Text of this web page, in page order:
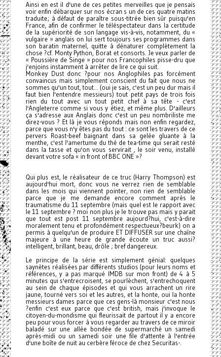
Ainsi en est il d'une de ces petites merveilles que je pensais
voir enfin débarquer sur nos écran s un de ces quatre matins
traduite; à défaut de paraître sous-titrée bien sûr puisqu'en
France, afin de confirmer le téléspectateur dans la certitude
de la supériorité de son langage vis-à-vis, notamment, du «
vulgaire » anglais on lui sert toujours ses programmes dans
son baratin maternel, quitte à dénaturer complètement la
chose ?cf. Monty Python, Borat et consorts. Je veux parler de
« Poussière de Singe » pour nos Francophiles pisse-dru que
j'enjoins instamment à arrêter de lire ce qui suit.
Monkey Dust donc ?pour nos Anglophiles pas forcément
convaincus mais simplement conscient du fait que nous ne
sommes qu'un tout, tout... (oui je sais, c'est un peu dur mais il
faut bien l'entendre messieurs) tout petit pays de trois fois
rien du tout avec un tout petit chef à sa tête - c'est
l'Angleterre comme si vous y étiez, et même plus. D'ailleurs
ça s'adresse aux Anglais donc c'est un peu nombriliste me
direz-vous ? Et là je vous réponds mais non enfin regardez,
parce que vous n'y êtes pas du tout : ce sont les travers de ce
pervers Roast-beef baignant dans sa gelée gluante à la
menthe, c'est l'amertume du thé de tea-time qui serait resté
dans la tasse et qu'on vous servirait , le soir venu, installé
devant votre sofa « in front of BBC ONE »?
Qui plus est, le réalisateur de ce truc (Harry Thompson) est
aujourd'hui mort, donc vous ne verrez rien de semblable
dans les mois qui viennent pointer, non rien de semblable
parce que je me demande encore comment après le
traumatisme du 11 septembre (mais quel est le rapport avec
le 11 septembre ? moi non plus je le trouve pas mais y parait
que tout est post 11 septembre aujourd?hui, c'est-à-dire
moralement tenu et profondément respectueux?beurk) on a
permis à quelqu'un de produire ET DIFFUSER sur une chaîne
majeure à une heure de grande écoute un truc aussi?
intelligent, brillant, beau, drôle ; bref dangereux.
Le principe de la série est simplement génial: quelques
saynètes réalisées par différents studios (pour leurs noms et
références, y a pas marqué IMDB sur mon front) de 4 à 5
minutes qui s'entrecroisent, se pourlèchent, s'entrechoquent
au sein de chaque épisodes et qui vous arrachent un rire
jaune, tourné vers soi et les autres, et la honte, oui la honte
messieurs dames parce que ces gens-là monsieur c'est nous
?enfin c'est eux parce que c'est british, mais j'invoque le
citoyen-du-mondisme qui fleurissait de partout il y a encore
peu pour vous forcer à vous regarder au travers de ce miroir
baladé sur une allée bondée de supermarché un samedi
après-midi ou un samedi soir une file d'attente à l'entrée
d'une boîte de nuit au cerbère féroce de chez Securitas-.